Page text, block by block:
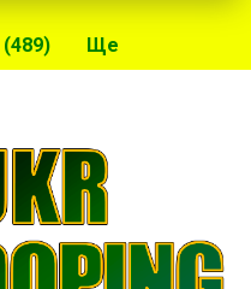
(489) Ще